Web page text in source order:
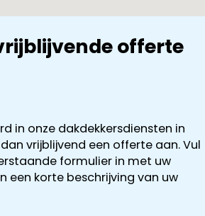
offerte
in onze dakdekkersdiensten in
vrijblijvend een offerte aan. Vul
formulier in met uw
een korte beschrijving van uw